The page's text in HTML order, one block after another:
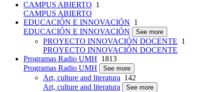
CAMPUS ABIERTO 1
CAMPUS ABIERTO
EDUCACIÓN E INNOVACIÓN 1
EDUCACIÓN E INNOVACIÓN
See more
PROYECTO INNOVACIÓN DOCENTE 1
PROYECTO INNOVACIÓN DOCENTE
Programas Radio UMH 1813
Programas Radio UMH
See more
Art, culture and literatura 142
Art, culture and literatura
See more